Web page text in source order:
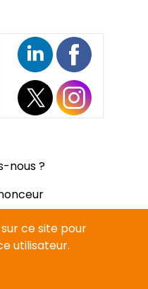
ce site pour
utilisateur.
nous ?